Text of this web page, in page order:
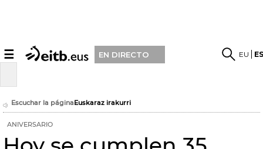
☰ EN DIRECTO EU
Escuchar la páginaEuskaraz irakurri
ANIVERSARIO